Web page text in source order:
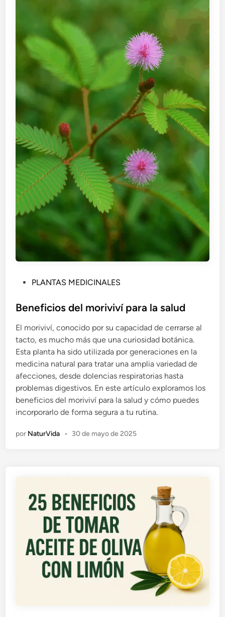
b
i
c
a
d
o
e
n
PLANTAS MEDICINALES
Beneficios del moriviví para la salud
El moriviví, conocido por su capacidad de cerrarse al
tacto, es mucho más que una curiosidad botánica.
Esta planta ha sido utilizada por generaciones en la
medicina natural para tratar una amplia variedad de
afecciones, desde dolencias respiratorias hasta
problemas digestivos. En este artículo exploramos los
beneficios del moriviví para la salud y cómo puedes
incorporarlo de forma segura a tu rutina.
por NaturVida • 30 de mayo de 2025